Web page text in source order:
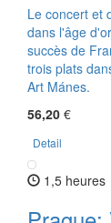
Le concert et
dans l'âge
succès de
trois plats
Art Mánes.
56,20 €
Detail
1,5 heures